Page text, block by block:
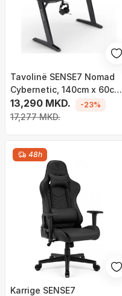
Tavolinë SENSE7 Nomad
Cybernetic, 140cm x 60cm,
e zezë
13,290 MKD.
17,277 MKD.
-23%
48h
Karrige SENSE7